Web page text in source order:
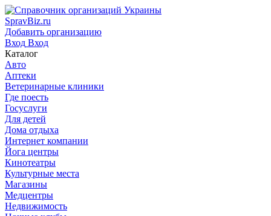
SpravBiz.ru
Добавить организацию
Вход Вход
Каталог
Авто
Аптеки
Ветеринарные клиники
Где поесть
Госуслуги
Для детей
Дома отдыха
Интернет компании
Йога центры
Кинотеатры
Культурные места
Магазины
Медцентры
Недвижимость